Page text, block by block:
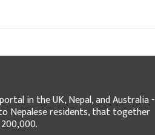
in the UK, Nepal, and Australia -
Nepalese residents, that together